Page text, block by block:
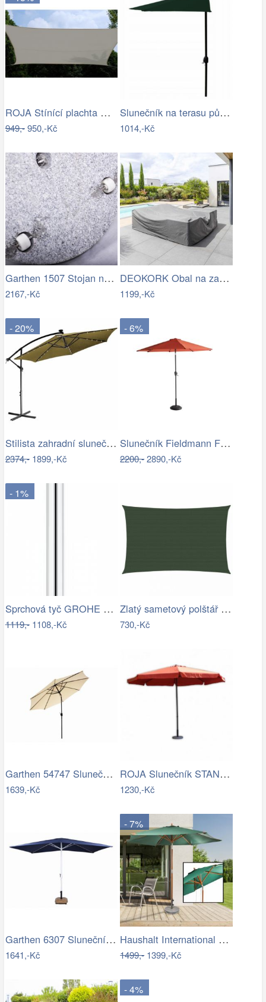
ROJA Stínící plachta ČTVEREC 3,6m
949,-950,-Kč
Slunečník na terasu půlkruhový - zelený…
1014,-Kč
Garthen 1507 Stojan na slunečník …
2167,-Kč
DEOKORK Obal na zahradní nábytek…
1199,-Kč
- 20%
Stilista zahradní slunečník LED s…
2374,-1899,-Kč
- 6%
Slunečník Fieldmann FDZN 4014
2200,-2890,-Kč
- 1%
Sprchová tyč GROHE Euphoria Neutral…
1119,-1108,-Kč
Zlatý sametový polštář s pleteným lemem…
730,-Kč
Garthen 54747 Slunečník 2,9 m sklopný -…
1639,-Kč
ROJA Slunečník STANDART 3m - terracota
1230,-Kč
Garthen 6307 Slunečník obdélníkový 2x3…
1641,-Kč
- 7%
Haushalt International Dřevěný…
1499,-1399,-Kč
- 4%